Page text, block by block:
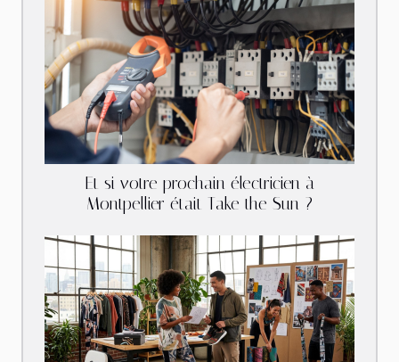
Et si votre prochain électricien à
Montpellier était Take the Sun ?